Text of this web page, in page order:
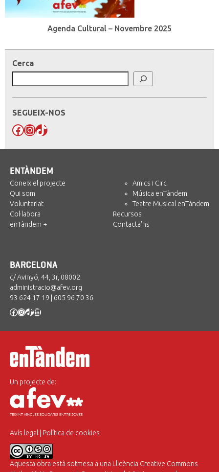
Agenda Cultural – Novembre 2025
Cerca
SEGUEIX-NOS
Facebook
Instagram
TikTok
ENTÀNDEM
Coneix el projecte
Qui som
Voluntariat
Col·labora
enTàndem +
Amics i Circ
Música enTàndem
Teatre Musical enTàndem
Recursos
Contacta’ns
BARCELONA
c/ Avinyó, 44, 3r, 08002
administracio@afev.org
93 624 17 19
605 96 70 36
Facebook
Instagram
TikTok
LinkedIn
Un projecte de:
Avís legal Política de cookies
Aquesta obra està sotmesa a una Llicència Creative Commons